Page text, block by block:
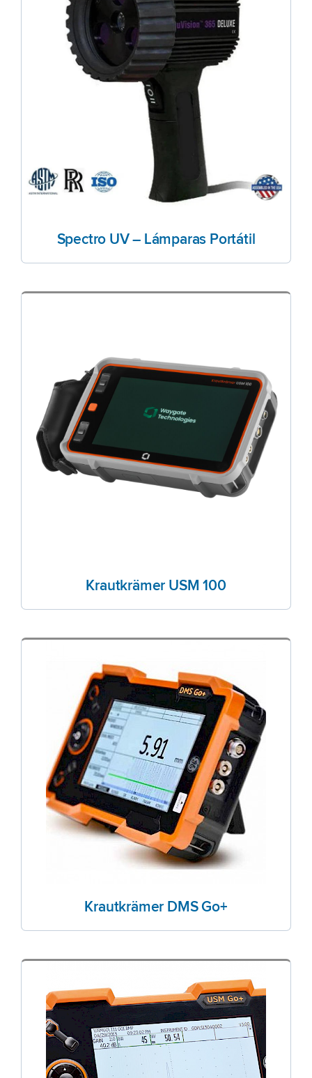
Spectro UV – Lámparas Portátil
Krautkrämer USM 100
Krautkrämer DMS Go+